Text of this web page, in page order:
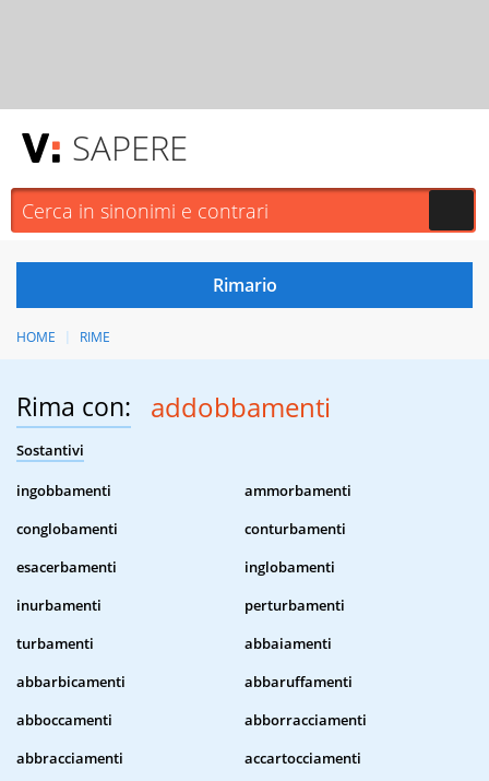
SAPERE
HOME RIME
Rima con: addobbamenti
Sostantivi
ingobbamenti
ammorbamenti
conglobamenti
conturbamenti
esacerbamenti
inglobamenti
inurbamenti
perturbamenti
turbamenti
abbaiamenti
abbarbicamenti
abbaruffamenti
abboccamenti
abborracciamenti
abbracciamenti
accartocciamenti